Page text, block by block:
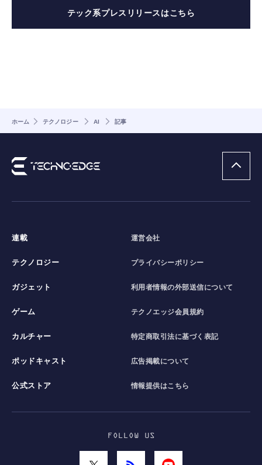
テック系プレスリリースはこちら
ホーム テクノロジー AI 記事
連載
テクノロジー
ガジェット
ゲーム
カルチャー
ポッドキャスト
公式ストア
運営会社
プライバシーポリシー
利用者情報の外部送信について
テクノエッジ会員規約
特定商取引法に基づく表記
広告掲載について
情報提供はこちら
FOLLOW US